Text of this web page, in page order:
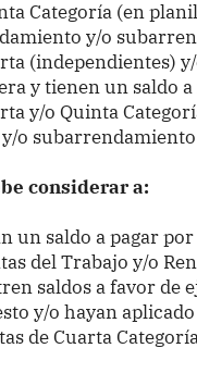
Categoría (en
y/o
(independientes)
y tienen un saldo a
y/o Quinta
o
considerar a:
un saldo a pagar
del Trabajo y/o
saldos a favor
y/o hayan
de Cuarta